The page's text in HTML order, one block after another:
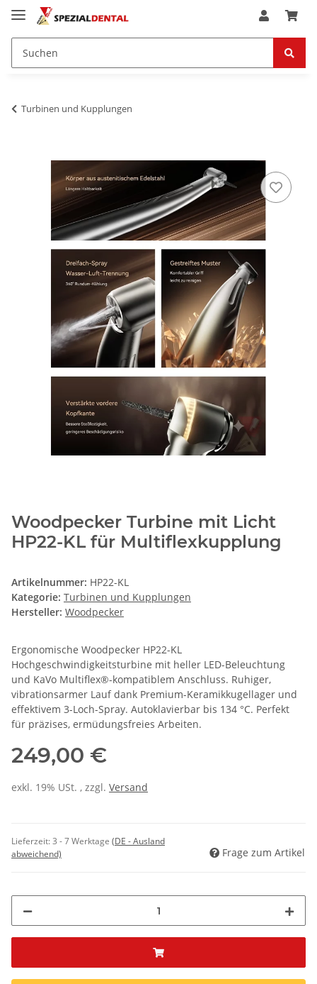
Turbinen und Kupplungen
Woodpecker Turbine mit Licht
HP22-KL für Multiflexkupplung
Artikelnummer: HP22-KL
Kategorie: Turbinen und Kupplungen
Hersteller: Woodpecker
Ergonomische Woodpecker HP22-KL
Hochgeschwindigkeitsturbine mit heller LED-Beleuchtung
und KaVo Multiflex®-kompatiblem Anschluss. Ruhiger,
vibrationsarmer Lauf dank Premium-Keramikkugellager und
effektivem 3-Loch-Spray. Autoklavierbar bis 134 °C. Perfekt
für präzises, ermüdungsfreies Arbeiten.
249,00 €
exkl. 19% USt. , zzgl. Versand
Lieferzeit:3 - 7 Werktage (DE - Ausland
abweichend)
Frage zum Artikel